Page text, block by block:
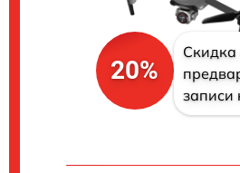
20%
Скидка
записи